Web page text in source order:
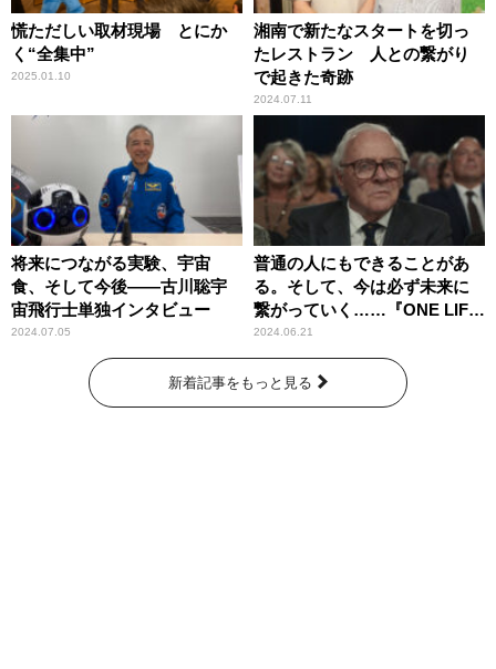
慌ただしい取材現場 とにか
く“全集中”
2025.01.10
湘南で新たなスタートを切っ
たレストラン 人との繋がり
で起きた奇跡
2024.07.11
将来につながる実験、宇宙
食、そして今後――古川聡宇
宙飛行士単独インタビュー
2024.07.05
普通の人にもできることがあ
る。そして、今は必ず未来に
繋がっていく……『ONE LIFE
奇跡が繋いだ6000の命』
2024.06.21
新着記事をもっと見る